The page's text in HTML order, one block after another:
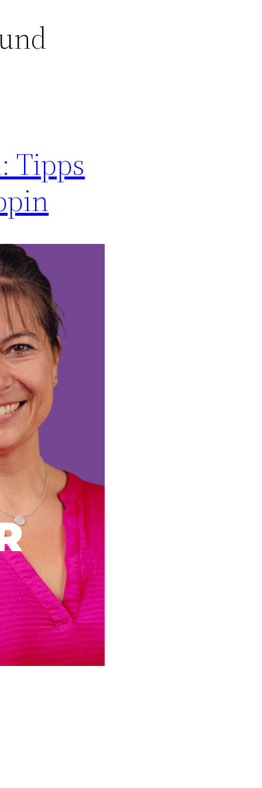
Tipps